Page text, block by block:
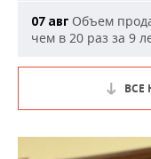
07 авг Объем
чем в 20 раз за 9
ВСЕ